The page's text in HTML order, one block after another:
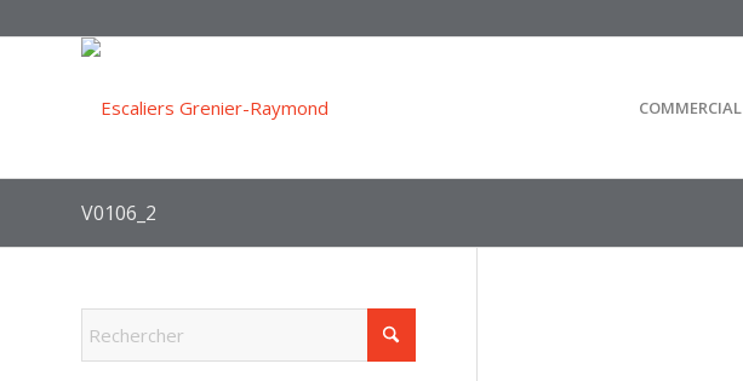
COMMERCIAL
V0106_2